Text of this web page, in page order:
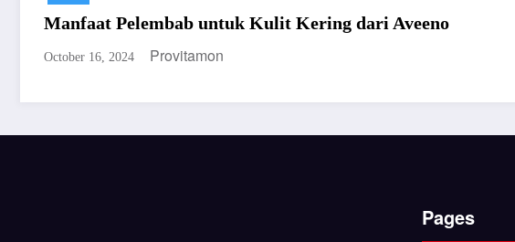
Manfaat Pelembab untuk Kulit Kering dari Aveeno
October 16, 2024 Provitamon
Pages